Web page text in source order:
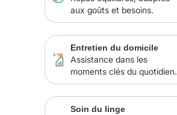
aux goûts et besoins.
Entretien du domicile
Assistance dans les
moments clés du quotidien.
Soin du linge